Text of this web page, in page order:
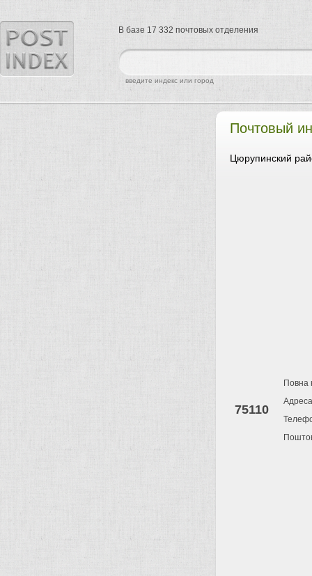
Почтовый
Цюрупинский
75110
Повна
Адреса
найти
введите индекс или город
В базе 17 332 почтовых отделения